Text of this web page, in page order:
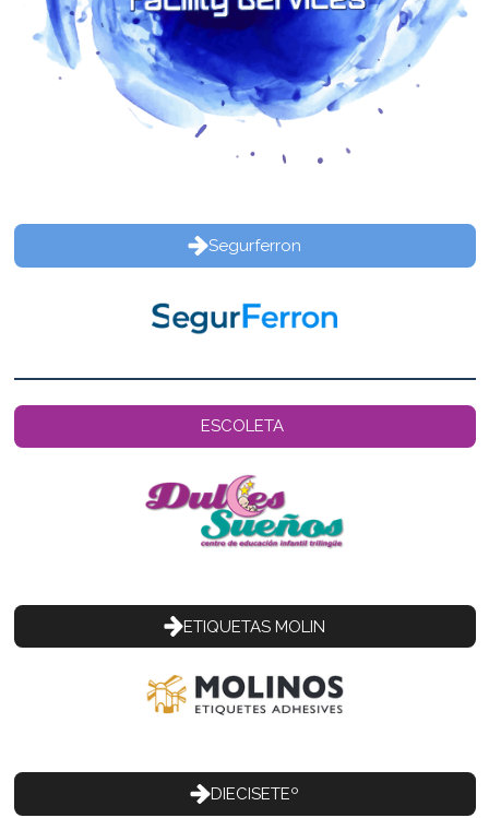
Segurferron
ESCOLETA
ETIQUETAS MOLIN
DIECISETEº